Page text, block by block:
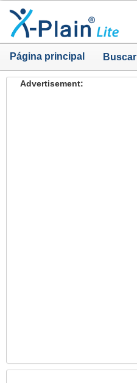
Página principal Buscar
Advertisement: